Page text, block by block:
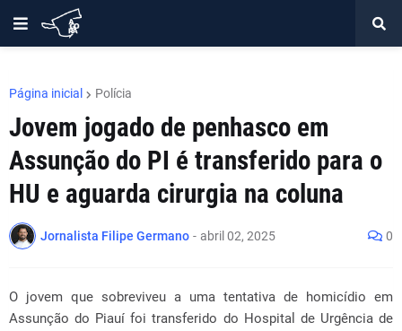
Página inicial Polícia
Jovem jogado de penhasco em
Assunção do PI é transferido para o
HU e aguarda cirurgia na coluna
Jornalista Filipe Germano - abril 02, 2025 0
O jovem que sobreviveu a uma tentativa de homicídio em
Assunção do Piauí foi transferido do Hospital de Urgência de